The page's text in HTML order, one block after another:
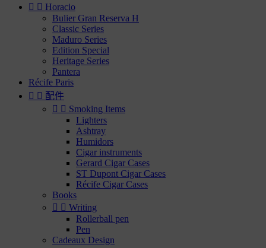
  Horacio
Bulier Gran Reserva H
Classic Series
Maduro Series
Edition Special
Heritage Series
Pantera
Récife Paris
  配件
  Smoking Items
Lighters
Ashtray
Humidors
Cigar instruments
Gerard Cigar Cases
ST Dupont Cigar Cases
Récife Cigar Cases
Books
  Writing
Rollerball pen
Pen
Cadeaux Design